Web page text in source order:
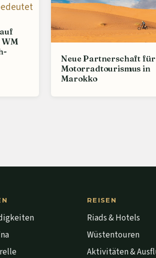
Neue Partnerschaft für
Motorradtourismus in
Marokko
REISEN
Riads & Hotels
Wüstentouren
Aktivitäten &